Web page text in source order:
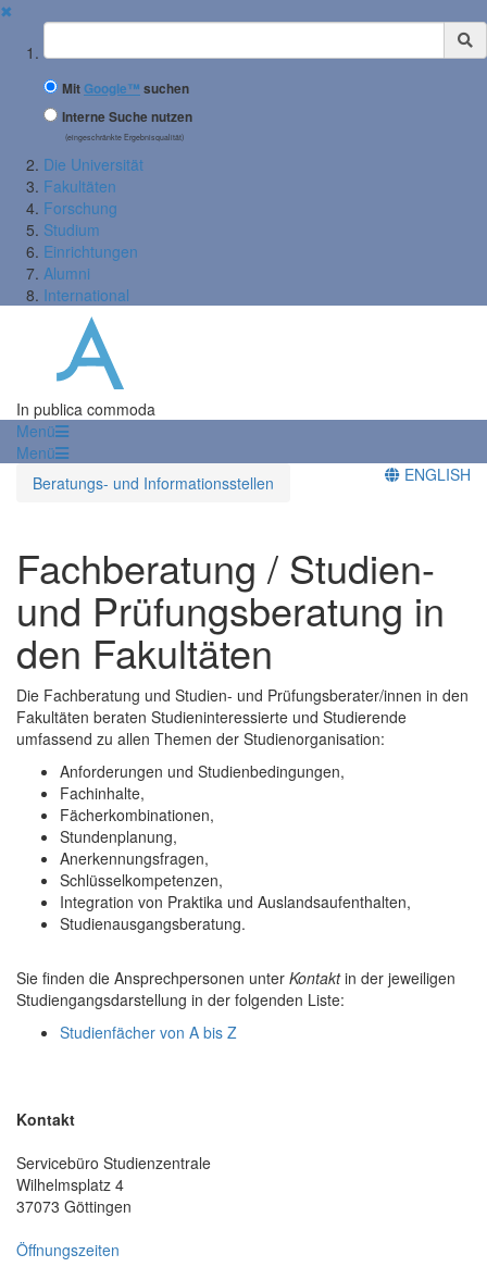
✖
Suchbegriff
MitGoogle™ suchen
Interne Suche nutzen
(eingeschränkte Ergebnisqualität)
Die Universität
Fakultäten
Forschung
Studium
Einrichtungen
Alumni
International
In publica commoda
Menü
Menü
Beratungs- und Informationsstellen
ENGLISH
Fachberatung / Studien-
und Prüfungsberatung in
den Fakultäten
Die Fachberatung und Studien- und Prüfungsberater/innen in den
Fakultäten beraten Studieninteressierte und Studierende
umfassend zu allen Themen der Studienorganisation:
Anforderungen und Studienbedingungen,
Fachinhalte,
Fächerkombinationen,
Stundenplanung,
Anerkennungsfragen,
Schlüsselkompetenzen,
Integration von Praktika und Auslandsaufenthalten,
Studienausgangsberatung.
Sie finden die Ansprechpersonen unter Kontaktin der jeweiligen
Studiengangsdarstellung in der folgenden Liste:
Studienfächer von A bis Z
Kontakt
Servicebüro Studienzentrale
Wilhelmsplatz 4
37073 Göttingen
Öffnungszeiten